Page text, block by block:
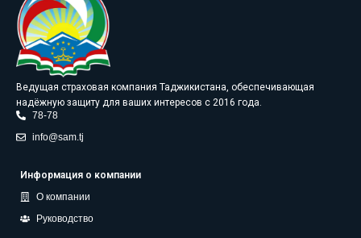
Ведущая страховая компания Таджикистана, обеспечивающая
надёжную защиту для ваших интересов с 2016 года.
78-78
info@sam.tj
Информация о компании
О компании
Руководство